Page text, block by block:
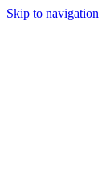
Skip to navigation